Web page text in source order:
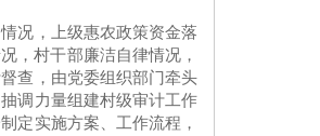
况，上级惠农政策资金落
，村干部廉洁自律情况，
查，由党委组织部门牵头
调力量组建村级审计工作
定实施方案、工作流程，